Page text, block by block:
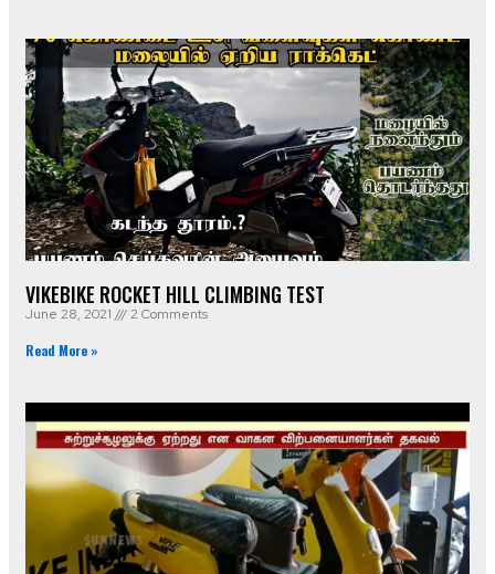
VIKEBIKE ROCKET HILL CLIMBING TEST
June 28, 2021 2 Comments
Read More »